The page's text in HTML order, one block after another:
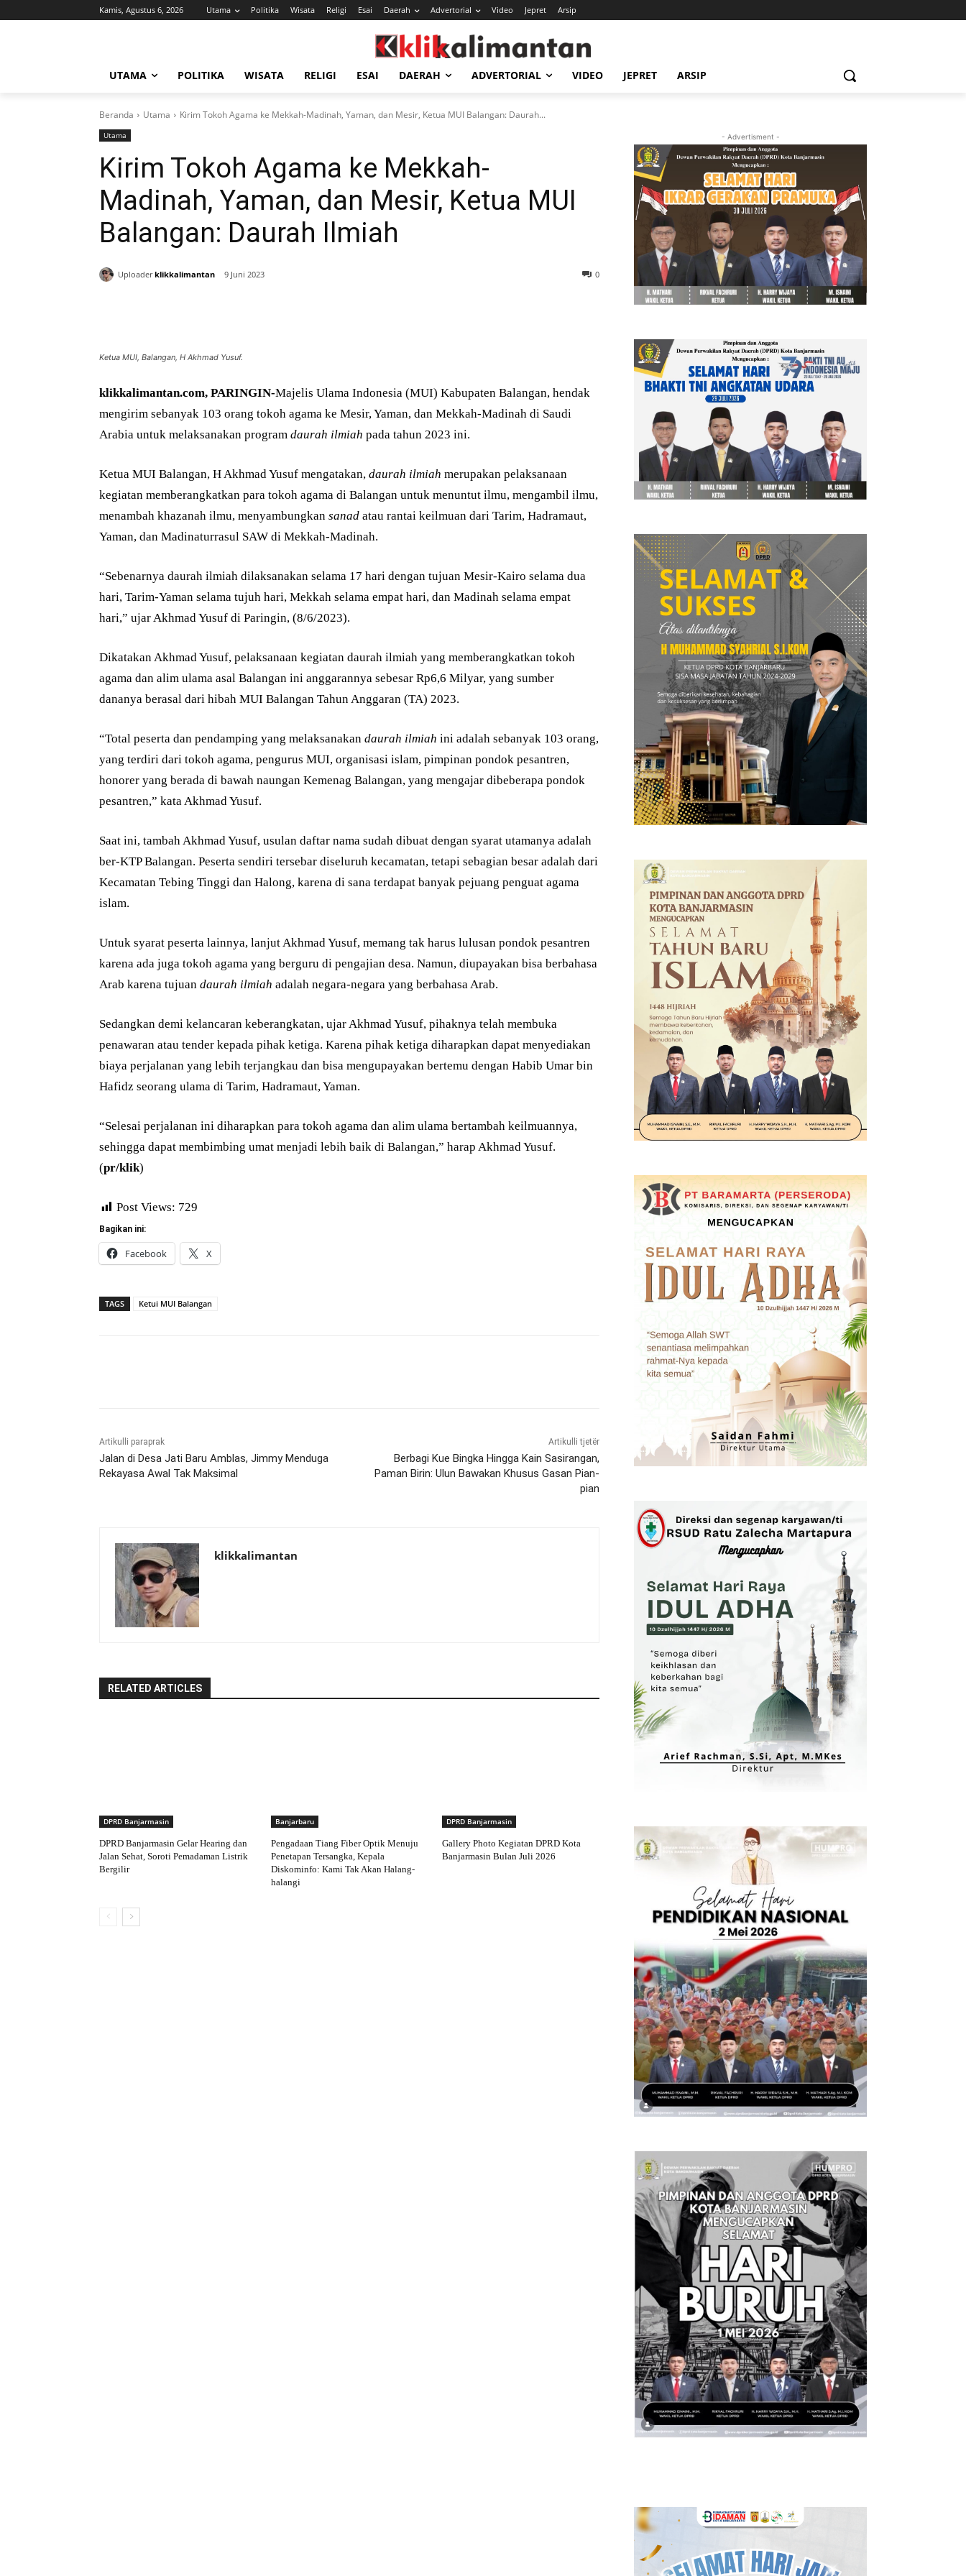
Kamis, Agustus 6, 2026 Utama Politika Wisata Religi Esai Daerah Advertorial Video Jepret Arsip
UTAMA POLITIKA WISATA RELIGI ESAI DAERAH ADVERTORIAL VIDEO JEPRET ARSIP
Beranda Utama Kirim Tokoh Agama ke Mekkah-Madinah, Yaman, dan Mesir, Ketua MUI Balangan: Daurah...
Utama
Kirim Tokoh Agama ke Mekkah-
Madinah, Yaman, dan Mesir, Ketua MUI
Balangan: Daurah Ilmiah
Uploader klikkalimantan 9 Juni 2023 0
Ketua MUI, Balangan, H Akhmad Yusuf.
klikkalimantan.com, PARINGIN-Majelis Ulama Indonesia (MUI) Kabupaten Balangan, hendak
mengirim sebanyak 103 orang tokoh agama ke Mesir, Yaman, dan Mekkah-Madinah di Saudi
Arabia untuk melaksanakan program daurah ilmiah pada tahun 2023 ini.
Ketua MUI Balangan, H Akhmad Yusuf mengatakan, daurah ilmiah merupakan pelaksanaan
kegiatan memberangkatkan para tokoh agama di Balangan untuk menuntut ilmu, mengambil ilmu,
menambah khazanah ilmu, menyambungkan sanad atau rantai keilmuan dari Tarim, Hadramaut,
Yaman, dan Madinaturrasul SAW di Mekkah-Madinah.
“Sebenarnya daurah ilmiah dilaksanakan selama 17 hari dengan tujuan Mesir-Kairo selama dua
hari, Tarim-Yaman selama tujuh hari, Mekkah selama empat hari, dan Madinah selama empat
hari,” ujar Akhmad Yusuf di Paringin, (8/6/2023).
Dikatakan Akhmad Yusuf, pelaksanaan kegiatan daurah ilmiah yang memberangkatkan tokoh
agama dan alim ulama asal Balangan ini anggarannya sebesar Rp6,6 Milyar, yang sumber
dananya berasal dari hibah MUI Balangan Tahun Anggaran (TA) 2023.
“Total peserta dan pendamping yang melaksanakan daurah ilmiah ini adalah sebanyak 103 orang,
yang terdiri dari tokoh agama, pengurus MUI, organisasi islam, pimpinan pondok pesantren,
honorer yang berada di bawah naungan Kemenag Balangan, yang mengajar dibeberapa pondok
pesantren,” kata Akhmad Yusuf.
Saat ini, tambah Akhmad Yusuf, usulan daftar nama sudah dibuat dengan syarat utamanya adalah
ber-KTP Balangan. Peserta sendiri tersebar diseluruh kecamatan, tetapi sebagian besar adalah dari
Kecamatan Tebing Tinggi dan Halong, karena di sana terdapat banyak pejuang penguat agama
islam.
Untuk syarat peserta lainnya, lanjut Akhmad Yusuf, memang tak harus lulusan pondok pesantren
karena ada juga tokoh agama yang berguru di pengajian desa. Namun, diupayakan bisa berbahasa
Arab karena tujuan daurah ilmiah adalah negara-negara yang berbahasa Arab.
Sedangkan demi kelancaran keberangkatan, ujar Akhmad Yusuf, pihaknya telah membuka
penawaran atau tender kepada pihak ketiga. Karena pihak ketiga diharapkan dapat menyediakan
biaya perjalanan yang lebih terjangkau dan bisa mengupayakan bertemu dengan Habib Umar bin
Hafidz seorang ulama di Tarim, Hadramaut, Yaman.
“Selesai perjalanan ini diharapkan para tokoh agama dan alim ulama bertambah keilmuannya,
sehingga dapat membimbing umat menjadi lebih baik di Balangan,” harap Akhmad Yusuf.
(pr/klik)
Post Views: 729
Bagikan ini:
Facebook X
TAGS Ketui MUI Balangan
Artikulli paraprak
Jalan di Desa Jati Baru Amblas, Jimmy Menduga
Rekayasa Awal Tak Maksimal
Artikulli tjetër
Berbagi Kue Bingka Hingga Kain Sasirangan,
Paman Birin: Ulun Bawakan Khusus Gasan Pian-
pian
klikkalimantan
RELATED ARTICLES
DPRD Banjarmasin
DPRD Banjarmasin Gelar Hearing dan
Jalan Sehat, Soroti Pemadaman Listrik
Bergilir
Banjarbaru
Pengadaan Tiang Fiber Optik Menuju
Penetapan Tersangka, Kepala
Diskominfo: Kami Tak Akan Halang-
halangi
DPRD Banjarmasin
Gallery Photo Kegiatan DPRD Kota
Banjarmasin Bulan Juli 2026
- Advertisment -